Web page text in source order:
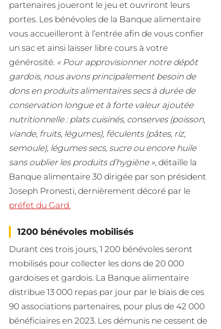
partenaires joueront le jeu et ouvriront leurs
portes. Les bénévoles de la Banque alimentaire
vous accueilleront à l’entrée afin de vous confier
un sac et ainsi laisser libre cours à votre
générosité. « Pour approvisionner notre dépôt
gardois, nous avons principalement besoin de
dons en produits alimentaires secs à durée de
conservation longue et à forte valeur ajoutée
nutritionnelle : plats cuisinés, conserves (poisson,
viande, fruits, légumes), féculents (pâtes, riz,
semoule), légumes secs, sucre ou encore huile
sans oublier les produits d’hygiène », détaille la
Banque alimentaire 30 dirigée par son président
Joseph Pronesti, dernièrement décoré par le
préfet du Gard.
1200 bénévoles mobilisés
Durant ces trois jours, 1 200 bénévoles seront
mobilisés pour collecter les dons de 20 000
gardoises et gardois. La Banque alimentaire
distribue 13 000 repas par jour par le biais de ces
90 associations partenaires, pour plus de 42 000
bénéficiaires en 2023. Les démunis ne cessent de